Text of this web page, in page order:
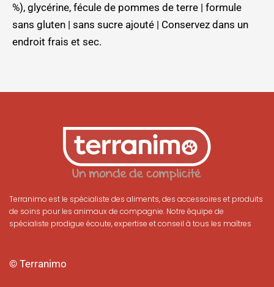
%), glycérine, fécule de pommes de terre | formule
sans gluten | sans sucre ajouté | Conservez dans un
endroit frais et sec.
Terranimo est le spécialiste des aliments, des accessoires et produits
de soins pour les animaux de compagnie. Notre équipe de
spécialiste prodigue écoute, expertise et conseil à tous les maîtres
© Terranimo